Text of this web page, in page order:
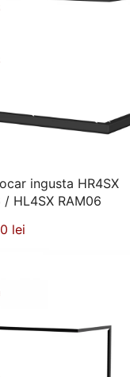
ingusta HR4SX
/ HL4SX RAM06
lei